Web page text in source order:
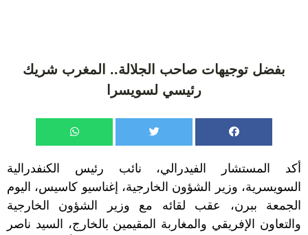
بفضل توجيهات صاحب الجلالة.. المغرب شريك
رئيسي لسويسرا
أكد المستشار الفيدرالي، نائب رئيس الكنفدرالية
السويسرية، وزير الشؤون الخارجية، إغناسيو كاسيس، اليوم
الجمعة ببرن، عقب لقائه مع وزير الشؤون الخارجية
والتعاون الإفريقي والمغاربة المقيمين بالخارج، السيد ناصر